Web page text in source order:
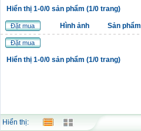
Hiển thị 1-0/0 sản phẩm (1/0 trang)
Đặt mua Hình ảnh Sản phẩm
Đặt mua
Hiển thị 1-0/0 sản phẩm (1/0 trang)
Hiển thị: